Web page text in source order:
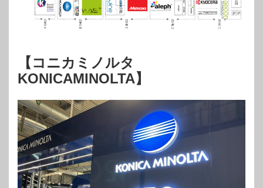
【コニカミノルタ
KONICAMINOLTA】